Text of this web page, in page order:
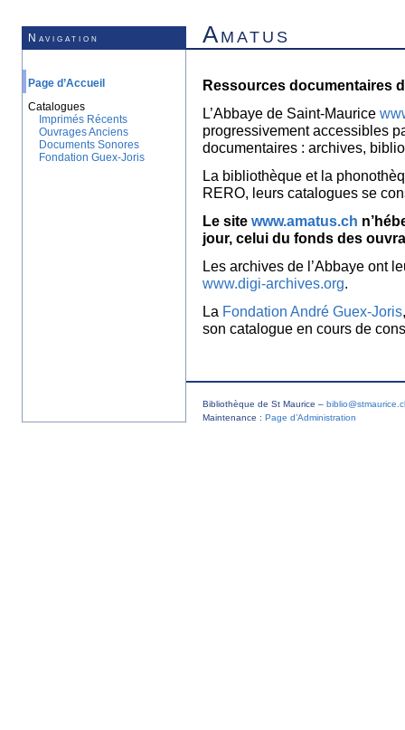
Navigation Amatus
Page d’Accueil
Catalogues
Imprimés Récents
Ouvrages Anciens
Documents Sonores
Fondation Guex-Joris
Ressources documentaires
L’Abbaye de Saint-Maurice
progressivement accessibles
documentaires : archives,
La bibliothèque et la
RERO, leurs catalogues se
Le site www.amatus.ch
jour, celui du fonds des
Les archives de l’Abbaye ont
www.digi-archives.org.
La Fondation André Guex-Joris
son catalogue en cours de
Bibliothèque de St Maurice –
Maintenance : Page d’Administration